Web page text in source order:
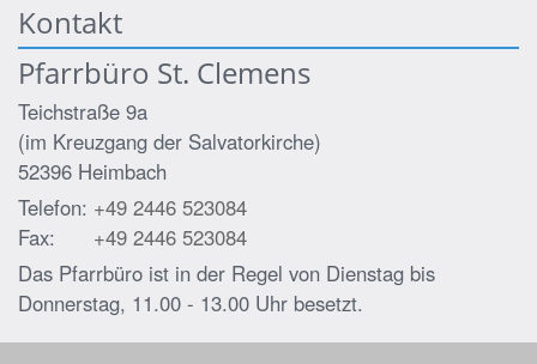
Kontakt
Pfarrbüro St. Clemens
Teichstraße 9a
(im Kreuzgang der Salvatorkirche)
52396 Heimbach
Telefon: +49 2446 523084
Fax:
+49 2446 523084
Das Pfarrbüro ist in der Regel von Dienstag bis
Donnerstag, 11.00 - 13.00 Uhr besetzt.